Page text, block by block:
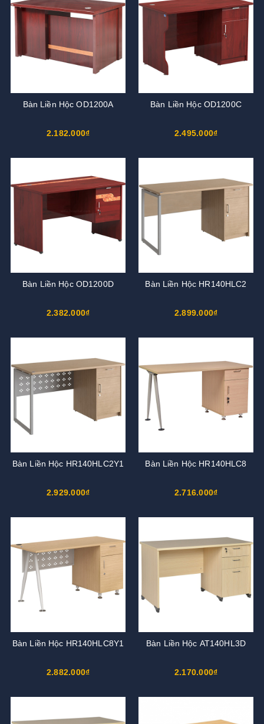
Bàn Liền Hộc OD1200A
2.182.000₫
Bàn Liền Hộc OD1200C
2.495.000₫
Bàn Liền Hộc OD1200D
2.382.000₫
Bàn Liền Hộc HR140HLC2
2.899.000₫
Bàn Liền Hộc HR140HLC2Y1
2.929.000₫
Bàn Liền Hộc HR140HLC8
2.716.000₫
Bàn Liền Hộc HR140HLC8Y1
2.882.000₫
Bàn Liền Hộc AT140HL3D
2.170.000₫